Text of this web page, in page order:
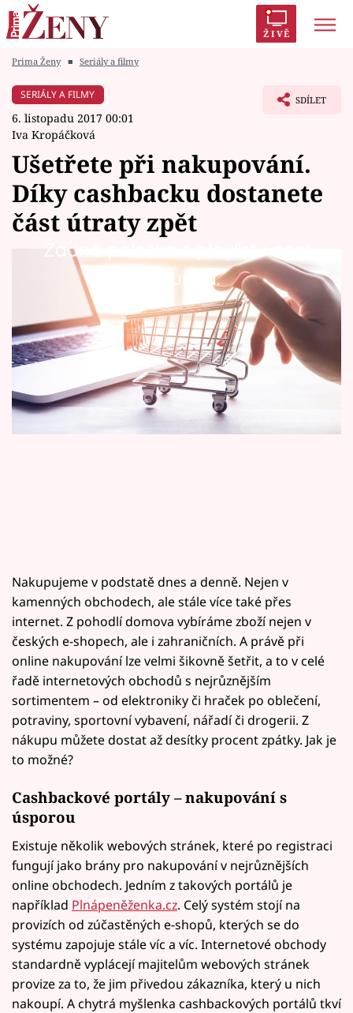
ŽIVĚ
Módní alarm
Témata
Celebrity
Seriály
Horoskopy
Sledujte prima+
Filmový festival Karlovy Vary
Sledujte nás
Prima Ženy ■ Seriály a filmy
SERIÁLY A FILMY
6. listopadu 2017 00:01
Iva Kropáčková
SDÍLET
Ušetřete při nakupování.
Díky cashbacku dostanete
část útraty zpět
Žádná položka z playlistu není
dostupná.
Při online nakupování je v dnešní době velmi
výhodné využívat službu vrácení peněz...
Nakupujeme v podstatě dnes a denně. Nejen v
kamenných obchodech, ale stále více také přes
internet. Z pohodlí domova vybíráme zboží nejen v
českých e-shopech, ale i zahraničních. A právě při
online nakupování lze velmi šikovně šetřit, a to v celé
řadě internetových obchodů s nejrůznějším
sortimentem – od elektroniky či hraček po oblečení,
potraviny, sportovní vybavení, nářadí či drogerii. Z
nákupu můžete dostat až desítky procent zpátky. Jak je
to možné?
Cashbackové portály – nakupování s
úsporou
Existuje několik webových stránek, které po registraci
fungují jako brány pro nakupování v nejrůznějších
online obchodech. Jedním z takových portálů je
například Plnápeněženka.cz. Celý systém stojí na
provizích od zúčastěných e-shopů, kterých se do
systému zapojuje stále víc a víc. Internetové obchody
standardně vyplácejí majitelům webových stránek
provize za to, že jim přivedou zákazníka, který u nich
nakoupí. A chytrá myšlenka cashbackových portálů tkví